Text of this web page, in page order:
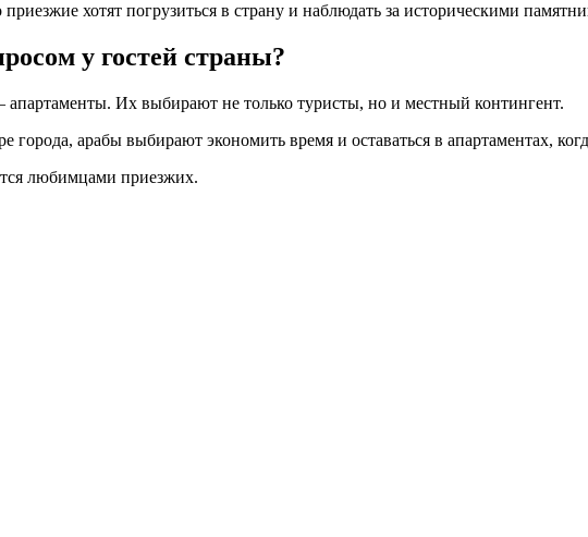
хотят погрузиться в страну и наблюдать за историческими
у гостей страны?
апартаменты. Их выбирают не только туристы, но и местный контингент.
арабы выбирают экономить время и оставаться в апартаментах,
любимцами приезжих.